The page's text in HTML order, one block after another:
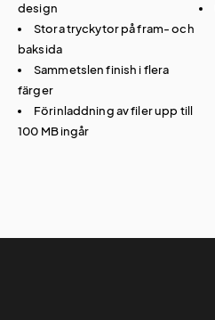
design
Stora tryckytor på fram- och
baksida
Sammetslen finish i flera
färger
Förinladdning av filer upp till
100 MB ingår